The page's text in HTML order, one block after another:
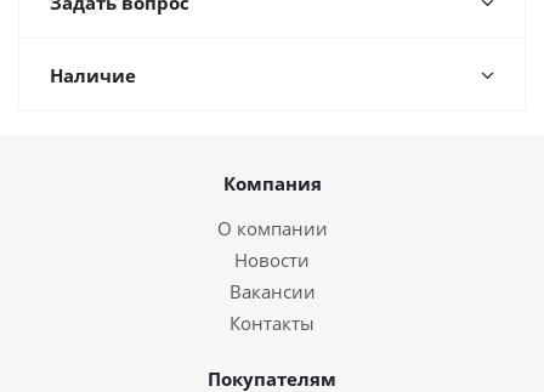
Наличие
Компания
О компании
Новости
Вакансии
Контакты
Покупателям